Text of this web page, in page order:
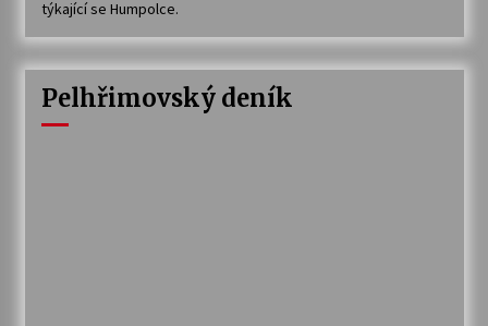
týkající se Humpolce.
Pelhřimovský deník